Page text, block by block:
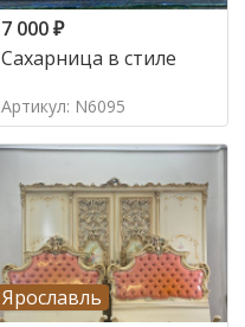
7 000₽
Сахарница в стиле
Артикул: N6095
Ярославль